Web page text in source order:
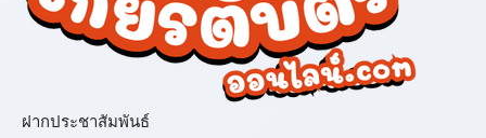
ฝากประชาสัมพันธ์